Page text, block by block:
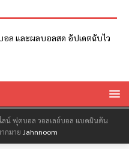
ล และผลบอลสด อัปเดตฉับไว
ลน์ ฟุตบอล วอลเลย์บอล แบดมินตัน
กมาย Jahnnoom